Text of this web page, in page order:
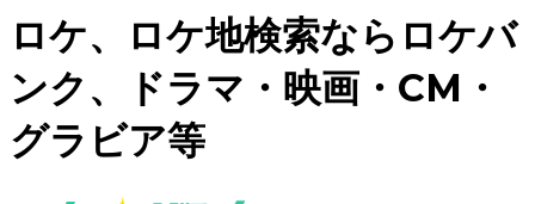
ロケ、ロケ地検索ならロケバ
ンク、ドラマ・映画・CM・
グラビア等